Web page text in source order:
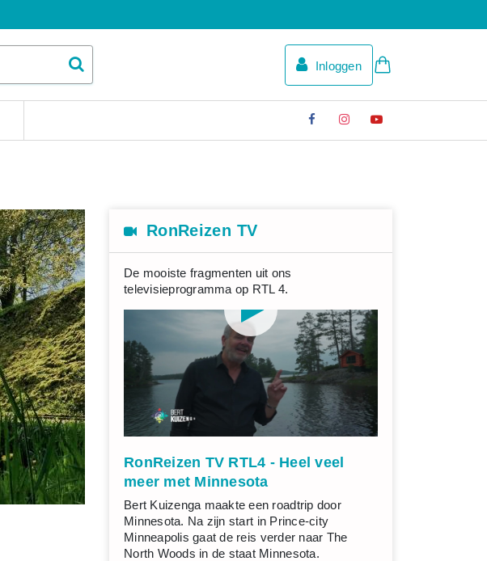
Inloggen
RonReizen TV
De mooiste fragmenten uit ons
televisieprogramma op RTL 4.
RonReizen TV RTL4 - Heel veel
meer met Minnesota
Bert Kuizenga maakte een roadtrip door
Minnesota. Na zijn start in Prince-city
Minneapolis gaat de reis verder naar The
North Woods in de staat Minnesota.